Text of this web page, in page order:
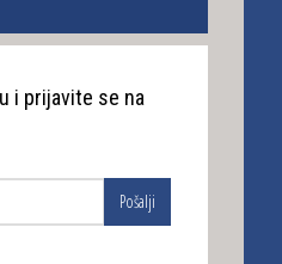
i prijavite se na
Pošalji